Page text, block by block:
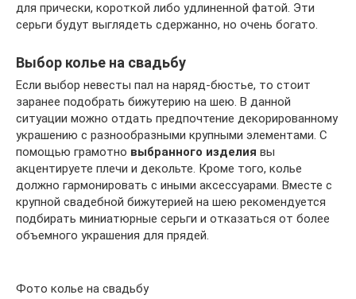
для прически, короткой либо удлиненной фатой. Эти
серьги будут выглядеть сдержанно, но очень богато.
Выбор колье на свадьбу
Если выбор невесты пал на наряд-бюстье, то стоит
заранее подобрать бижутерию на шею. В данной
ситуации можно отдать предпочтение декорированному
украшению с разнообразными крупными элементами. С
помощью грамотно выбранного изделия вы
акцентируете плечи и декольте. Кроме того, колье
должно гармонировать с иными аксессуарами. Вместе с
крупной свадебной бижутерией на шею рекомендуется
подбирать миниатюрные серьги и отказаться от более
объемного украшения для прядей.
Фото колье на свадьбу